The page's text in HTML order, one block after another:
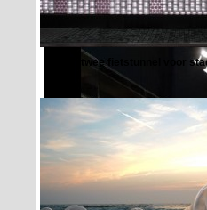
Willem twee fietstunnel voor